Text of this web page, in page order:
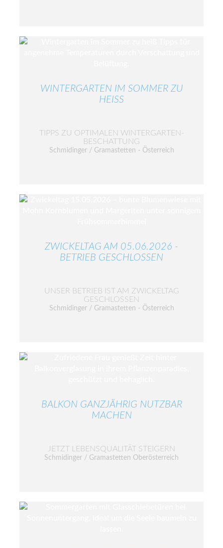
WINTERGARTEN IM SOMMER ZU
HEISS
TIPPS ZU OPTIMALEN WINTERGARTEN-
BESCHATTUNG
Schmidinger / Gramastetten - Österreich
ZWICKELTAG AM 05.06.2026 -
BETRIEB GESCHLOSSEN
UNSER BETRIEB IST AM ZWICKELTAG
GESCHLOSSEN
Schmidinger / Gramastetten - Österreich
BALKON GANZJÄHRIG NUTZBAR
MACHEN
JETZT LEBENSQUALITÄT STEIGERN
Schmidinger / Gramastetten Oberösterreich